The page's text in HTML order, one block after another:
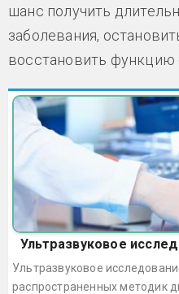
шанс получить
заболевания,
восстановить функцию
Ультразвуковое
Ультразвуковое
распространенных методик